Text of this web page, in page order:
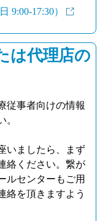
9:00-17:30）
は代理店の
従事者向けの情報
。
いましたら、まず
絡ください。繋が
ルセンターもご用
絡を頂きますよう